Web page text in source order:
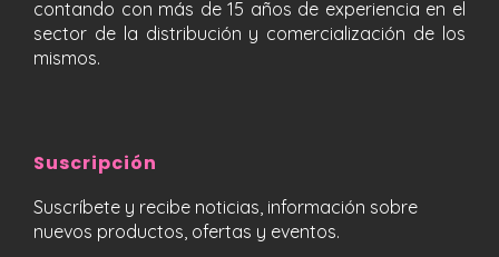
contando con más de 15 años de experiencia en el
sector de la distribución y comercialización de los
mismos.
Suscripción
Suscríbete y recibe noticias, información sobre
nuevos productos, ofertas y eventos.